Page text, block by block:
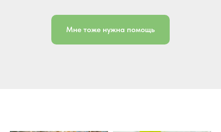
Мне тоже нужна помощь